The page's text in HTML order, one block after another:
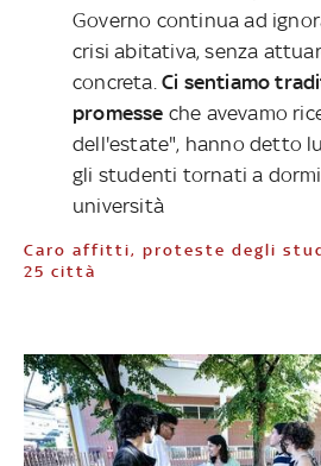
Governo continua ad
crisi abitativa, senza
concreta. Ci sentiamo
promesse che avevamo
dell'estate", hanno detto
gli studenti tornati a
università
Caro affitti, proteste degli studenti universitari in
25 città